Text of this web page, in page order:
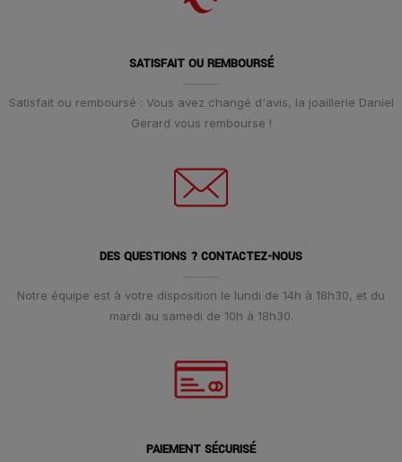
SATISFAIT OU REMBOURSÉ
Satisfait ou remboursé : Vous avez changé d'avis, la joaillerie Daniel
Gerard vous rembourse !
DES QUESTIONS ? CONTACTEZ-NOUS
Notre équipe est à votre disposition le lundi de 14h à 18h30, et du
mardi au samedi de 10h à 18h30.
PAIEMENT SÉCURISÉ